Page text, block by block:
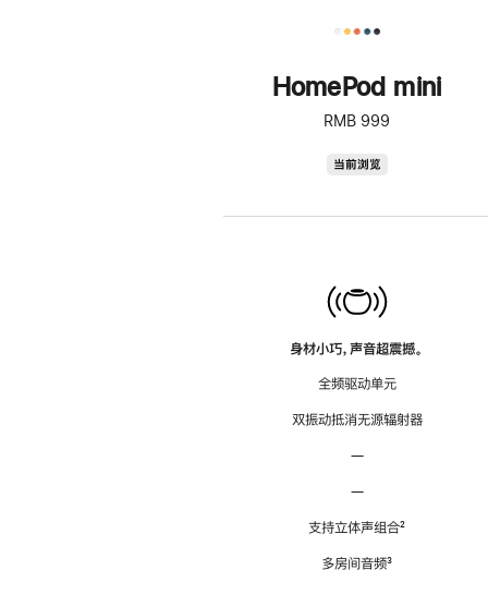
HomePod mini
RMB 999
当前浏览
身材小巧，声音超震撼。
全频驱动单元
双振动抵消无源辐射器
—
—
支持立体声组合脚
²
多房间音频脚
³